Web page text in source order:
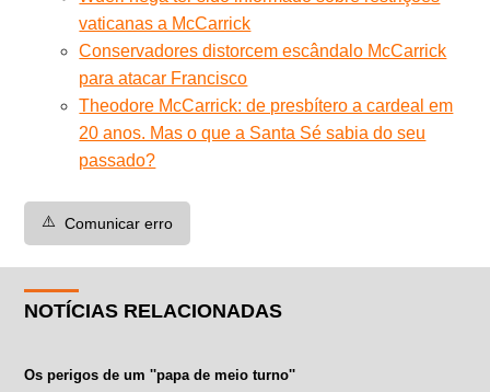
vaticanas a McCarrick
Conservadores distorcem escândalo McCarrick
para atacar Francisco
Theodore McCarrick: de presbítero a cardeal em
20 anos. Mas o que a Santa Sé sabia do seu
passado?
⚠️ Comunicar erro
NOTÍCIAS RELACIONADAS
Os perigos de um ''papa de meio turno''